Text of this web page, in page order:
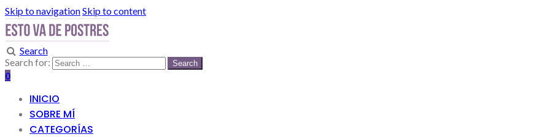
Skip to navigationSkip to content
Search
Search for:
0
INICIO
SOBRE MÍ
CATEGORÍAS